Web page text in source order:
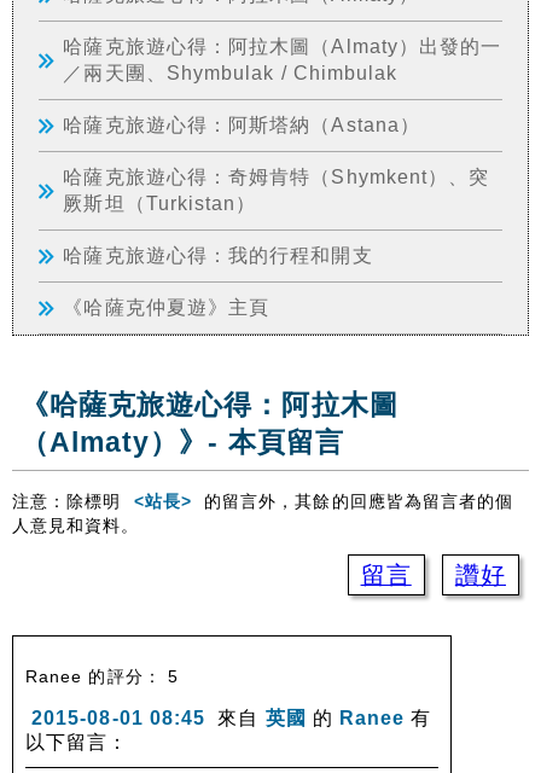
哈薩克旅遊心得：阿拉木圖（Almaty）出發的一
／兩天團、Shymbulak / Chimbulak
哈薩克旅遊心得：阿斯塔納（Astana）
哈薩克旅遊心得：奇姆肯特（Shymkent）、突
厥斯坦（Turkistan）
哈薩克旅遊心得：我的行程和開支
《哈薩克仲夏遊》主頁
《哈薩克旅遊心得：阿拉木圖
（Almaty）》- 本頁留言
注意：除標明 <站長>
的留言外，其餘的回應皆為留言者的個
人意見和資料。
留言 讚好
Ranee 的評分： 5
2015-08-01 08:45 來自 英國 的 Ranee 有
以下留言：